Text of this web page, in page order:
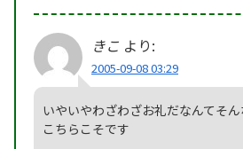
きこ より:
2005-09-08 03:29
いやいやわざわざお礼だなんてそん
こちらこそです